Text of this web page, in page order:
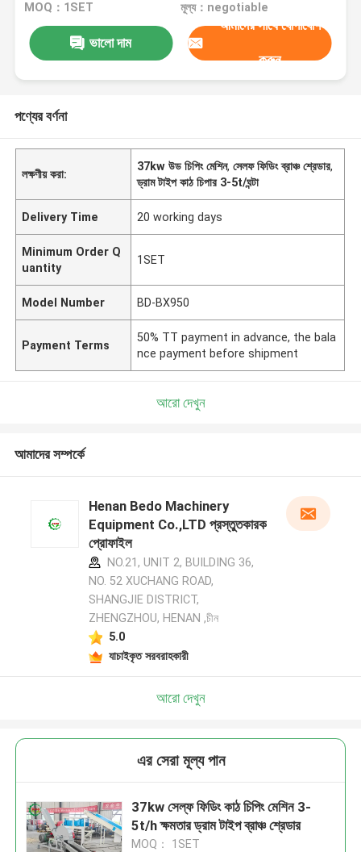
MOQ：1SET মূল্য：negotiable
ভালো দাম
আমাদের সাথে যোগাযোগ
করুন
পণ্যের বর্ণনা
লক্ষণীয় করা:
37kw উড চিপিং মেশিন,সেলফ ফিডিং ব্রাঞ্চ শ্রেডার,
ড্রাম টাইপ কাঠ চিপার 3-5t/ঘন্টা
Delivery Time 20 working days
Minimum Order Q
uantity
1SET
Model Number BD-BX950
Payment Terms
50% TT payment in advance, the bala
nce payment before shipment
আরো দেখুন
আমাদের সম্পর্কে
Henan Bedo Machinery
Equipment Co.,LTD প্রস্তুতকারক
প্রোফাইল
NO.21, UNIT 2, BUILDING 36,
NO. 52 XUCHANG ROAD,
SHANGJIE DISTRICT,
ZHENGZHOU, HENAN ,চীন
5.0
যাচাইকৃত সরবরাহকারী
আরো দেখুন
এর সেরা মূল্য পান
37kw সেল্ফ ফিডিং কাঠ চিপিং মেশিন 3-
5t/h ক্ষমতার ড্রাম টাইপ ব্রাঞ্চ শ্রেডার
MOQ： 1SET